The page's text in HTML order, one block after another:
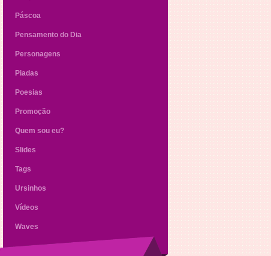
Páscoa
Pensamento do Dia
Personagens
Piadas
Poesias
Promoção
Quem sou eu?
Slides
Tags
Ursinhos
Vídeos
Waves